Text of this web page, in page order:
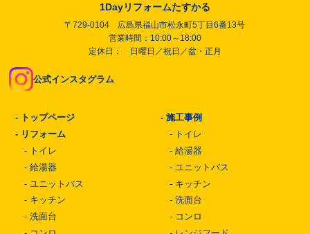
1Dayリフォームたすかる
〒729-0104 広島県福山市松永町5丁目6番13号
営業時間：10:00～18:00
定休日： 日曜日／祝日／盆・正月
公式インスタグラム
- トップページ
- リフォーム
- トイレ
- 給湯器
- ユニットバス
- キッチン
- 洗面台
-施工事例
- トイレ
-給湯器
- ユニットバス
- キッチン
-洗面台
- コンロ